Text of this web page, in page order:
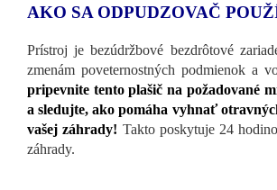
AKO SA ODPUDZOVAČ
Prístroj je bezúdržbové bezdrôtové
zmenám poveternostných podmienok a
pripevnite tento plašič na požadované
a sledujte, ako pomáha vyhnať
vašej záhrady! Takto poskytuje 24
záhrady.